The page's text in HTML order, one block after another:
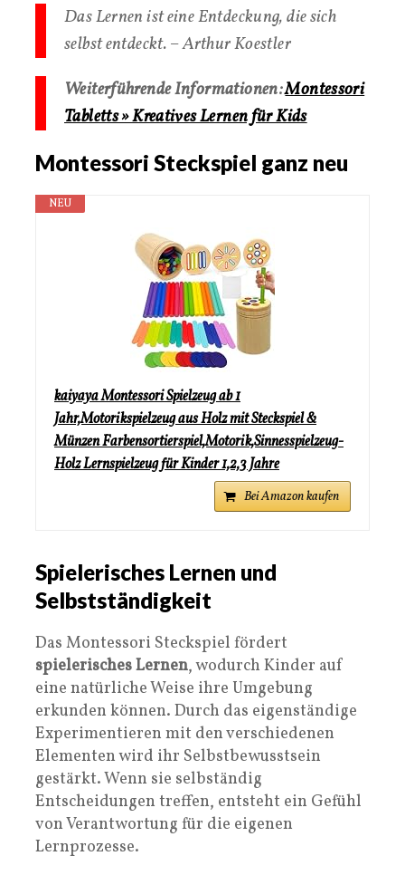
Das Lernen ist eine Entdeckung, die sich
selbst entdeckt. – Arthur Koestler
Weiterführende Informationen:Montessori
Tabletts » Kreatives Lernen für Kids
Montessori Steckspiel ganz neu
NEU
kaiyaya Montessori Spielzeug ab 1
Jahr,Motorikspielzeug aus Holz mit Steckspiel &
Münzen Farbensortierspiel,Motorik,Sinnesspielzeug-
Holz Lernspielzeug für Kinder 1,2,3 Jahre
Bei Amazon kaufen
Spielerisches Lernen und
Selbstständigkeit
Das Montessori Steckspiel fördert
spielerisches Lernen, wodurch Kinder auf
eine natürliche Weise ihre Umgebung
erkunden können. Durch das eigenständige
Experimentieren mit den verschiedenen
Elementen wird ihr Selbstbewusstsein
gestärkt. Wenn sie selbständig
Entscheidungen treffen, entsteht ein Gefühl
von Verantwortung für die eigenen
Lernprozesse.